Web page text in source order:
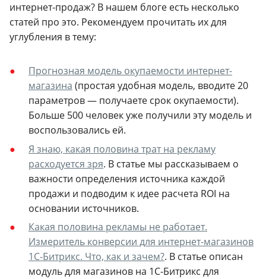
интернет-продаж? В нашем блоге есть несколько
статей про это. Рекомендуем прочитать их для
углубления в тему:
Прогнозная модель окупаемости интернет-
магазина (простая удобная модель, вводите 20
параметров — получаете срок окупаемости).
Больше 500 человек уже получили эту модель и
воспользовались ей.
Я знаю, какая половина трат на рекламу
расходуется зря. В статье мы рассказываем о
важности определения источника каждой
продажи и подводим к идее расчета ROI на
основании источников.
Какая половина рекламы не работает.
Измеритель конверсии для интернет-магазинов
1С-Битрикс. Что, как и зачем?. В статье описан
модуль для магазинов на 1С-Битрикс для